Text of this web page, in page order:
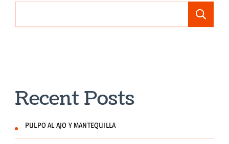
Recent Posts
PULPO AL AJO Y MANTEQUILLA